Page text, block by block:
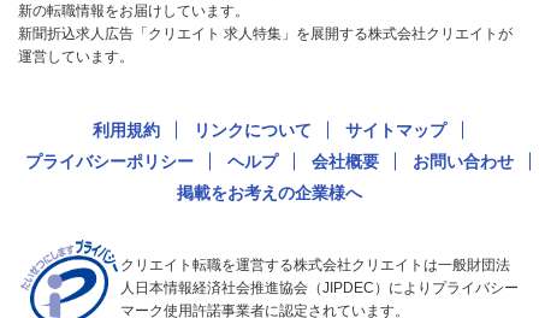
新の転職情報をお届けしています。
新聞折込求人広告「クリエイト 求人特集」を展開する株式会社クリエイトが
運営しています。
利用規約 リンクについて
サイトマップ
プライバシーポリシー
ヘルプ 会社概要
お問い合わせ
掲載をお考えの企業様へ
クリエイト転職を運営する株式会社クリエイトは一般財団法
人日本情報経済社会推進協会（JIPDEC）によりプライバシー
マーク使用許諾事業者に認定されています。